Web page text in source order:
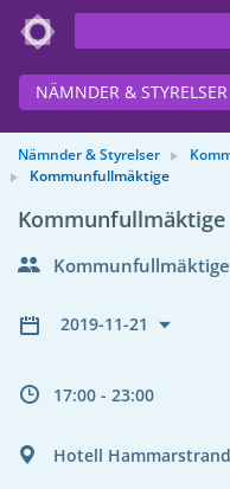
NÄMNDER & STYRELSER
Nämnder & Styrelser
Kommunfullmäktige
Kommunfullmäktige
Kommunfullmäktige
2019-11-21
17:00 - 23:00
Hotell